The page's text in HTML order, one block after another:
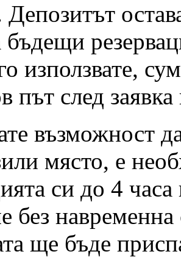
Депозитът
бъдещи
използвате,
път след
възможност
място, е
си до 4
без
ще бъде